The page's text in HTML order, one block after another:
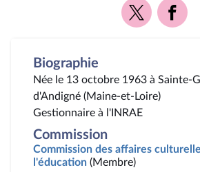
Voir
la
Voir
la
Biographie
Née le 13 octobre 1963 à Sainte-
d'Andigné (Maine-et-Loire)
Gestionnaire à l'INRAE
Commission
Commission des affaires
l'éducation (Membre)